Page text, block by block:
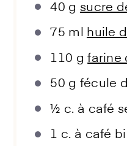
40 g sucre
75 ml huile
110 g farine
50 g fécule
½ c. à café
1 c. à café